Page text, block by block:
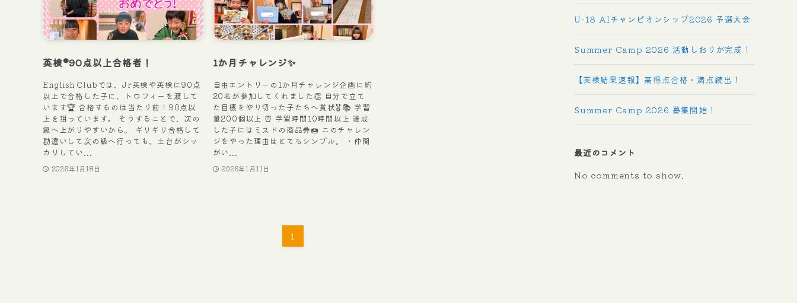
英検®90点以上合格者！
English Clubでは、Jr英検や英検に90点
以上で合格した子に、トロフィーを渡して
います🏆 合格するのは当たり前！90点以
上を狙っています。 そうすることで、次の
級へ上がりやすいから。 ギリギリ合格して
勘違いして次の級へ行っても、土台がシッ
カリしてい...
2026年1月18日
1か月チャレンジ✨
自由エントリーの1か月チャレンジ企画に約
20名が参加してくれました👏 自分で立て
た目標をやり切った子たちへ賞状🎖️ 📚 学習
量200個以上 ⏰ 学習時間10時間以上 達成
した子にはミスドの商品券🍩 このチャレン
ジをやった理由はとてもシンプル。 ・仲間
がい...
2026年1月11日
1
U-18 AIチャンピオンシップ2026 予選大会
Summer Camp 2026 活動しおりが完成！
【英検結果速報】高得点合格・満点続出！
Summer Camp 2026 募集開始！
最近のコメント
No comments to show.